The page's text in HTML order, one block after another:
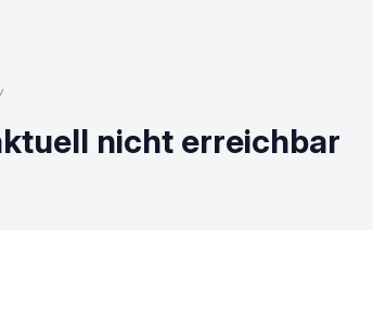
nicht erreichbar